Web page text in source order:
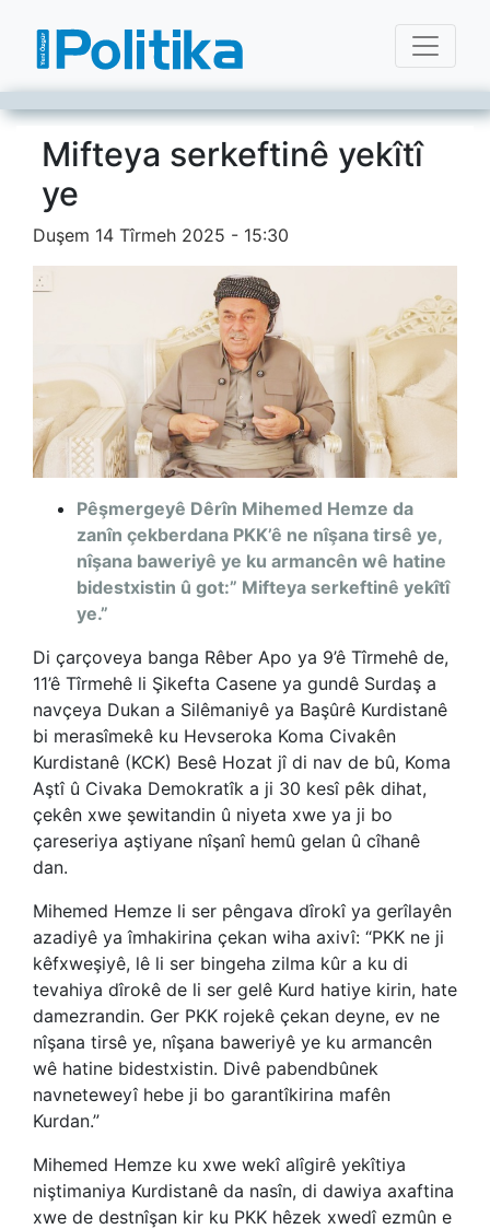
Mifteya serkeftinê yekîtî
ye
Duşem 14 Tîrmeh 2025 - 15:30
Pêşmergeyê Dêrîn Mihemed Hemze da
zanîn çekberdana PKK’ê ne nîşana tirsê ye,
nîşana baweriyê ye ku armancên wê hatine
bidestxistin û got:” Mifteya serkeftinê yekîtî
ye.”
Di çarçoveya banga Rêber Apo ya 9’ê Tîrmehê de,
11’ê Tîrmehê li Şikefta Casene ya gundê Surdaş a
navçeya Dukan a Silêmaniyê ya Başûrê Kurdistanê
bi merasîmekê ku Hevseroka Koma Civakên
Kurdistanê (KCK) Besê Hozat jî di nav de bû, Koma
Aştî û Civaka Demokratîk a ji 30 kesî pêk dihat,
çekên xwe şewitandin û niyeta xwe ya ji bo
çareseriya aştiyane nîşanî hemû gelan û cîhanê
dan.
Mihemed Hemze li ser pêngava dîrokî ya gerîlayên
azadiyê ya îmhakirina çekan wiha axivî: “PKK ne ji
kêfxweşiyê, lê li ser bingeha zilma kûr a ku di
tevahiya dîrokê de li ser gelê Kurd hatiye kirin, hate
damezrandin. Ger PKK rojekê çekan deyne, ev ne
nîşana tirsê ye, nîşana baweriyê ye ku armancên
wê hatine bidestxistin. Divê pabendbûnek
navneteweyî hebe ji bo garantîkirina mafên
Kurdan.”
Mihemed Hemze ku xwe wekî alîgirê yekîtiya
niştimaniya Kurdistanê da nasîn, di dawiya axaftina
xwe de destnîşan kir ku PKK hêzek xwedî ezmûn e